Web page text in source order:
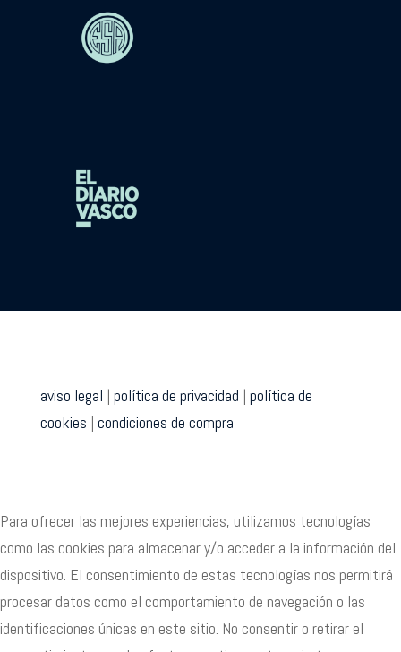
aviso legal | política de privacidad | política de
cookies | condiciones de compra
Para ofrecer las mejores experiencias, utilizamos tecnologías
como las cookies para almacenar y/o acceder a la información del
dispositivo. El consentimiento de estas tecnologías nos permitirá
procesar datos como el comportamiento de navegación o las
identificaciones únicas en este sitio. No consentir o retirar el